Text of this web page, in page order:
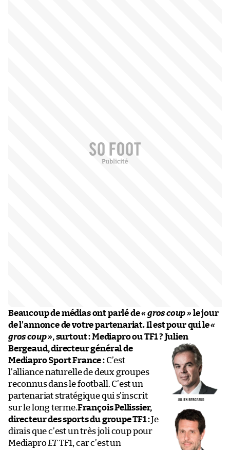
Beaucoup de médias ont parlé de« gros coup » le jour
de l’annonce de votre partenariat. Il est pour qui le«
gros coup », surtout : Mediapro ou TF1 ? Julien
Bergeaud, directeur général de
Mediapro Sport France :C’est
l’alliance naturelle de deux groupes
reconnus dans le football. C’est un
partenariat stratégique qui s’inscrit
sur le long terme.François Pellissier,
directeur des sports du groupe TF1 :Je
dirais que c’est un très joli coup pour
Mediapro ETTF1, car c’est un